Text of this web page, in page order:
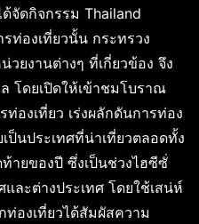
จัดกิจกรรม Thailand
ท่องเที่ยวนั้น กระทรวง
ยงานต่างๆ ที่เกี่ยวข้อง จึง
โดยเปิดให้เข้าชมโบราณ
องเที่ยว เร่งผลักดันการท่อง
ป็นประเทศที่น่าเที่ยวตลอดทั้ง
ายของปี ซึ่งเป็นช่วงไฮซีซั่
ละต่างประเทศ โดยใช้เสน่ห์
องเที่ยวได้สัมผัสความ